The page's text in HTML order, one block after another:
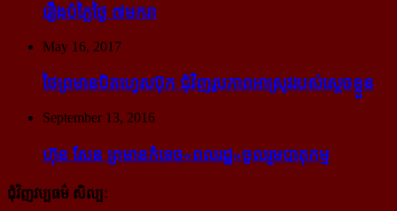
រឿង​បំភ្លៃ​ថ្ងៃ ៧​មករា
May 16, 2017
ថៃ​ព្រមាន​បិត​ហ្វេសប៊ុក ជុំ​វិញ​រូបភាព​អាស្រូវ​របស់​ស្ដេច​ខ្លួន
September 13, 2016
ហ៊ុន សែន ព្រមាន​កំទេច​«ពលរដ្ឋ»​ចូលរួម​បាតុកម្ម
ជុំវិញវប្បធម៌ សិល្បៈ